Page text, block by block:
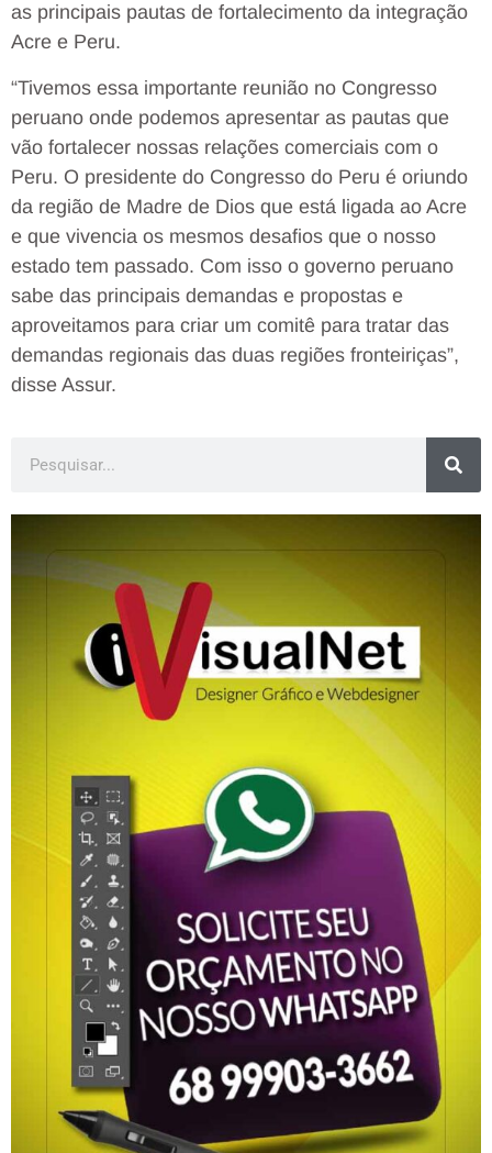
as principais pautas de fortalecimento da integração
Acre e Peru.
“Tivemos essa importante reunião no Congresso
peruano onde podemos apresentar as pautas que
vão fortalecer nossas relações comerciais com o
Peru. O presidente do Congresso do Peru é oriundo
da região de Madre de Dios que está ligada ao Acre
e que vivencia os mesmos desafios que o nosso
estado tem passado. Com isso o governo peruano
sabe das principais demandas e propostas e
aproveitamos para criar um comitê para tratar das
demandas regionais das duas regiões fronteiriças”,
disse Assur.